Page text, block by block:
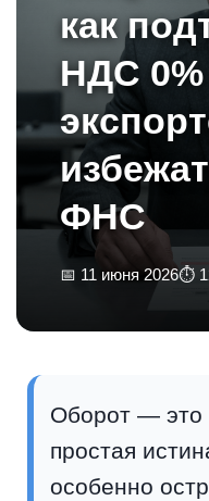
как
НДС
ФНС
📅 11 июня 2026⏱
Оборот — это
простая
особенно